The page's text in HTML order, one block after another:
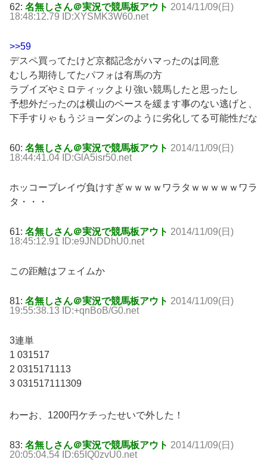
62: 名無しさん＠実況で競馬板アウト 2014/11/09(日)
18:48:12.79 ID:XYSMK3W60.net
>>59
デスペ買ってたけど京都記念がハマったのは同意
むしろ期待してたパフォは有馬の方
ラブイズやミロティックより強い競馬したと思ったし
予想外だったのは横山のペースを緩ます事のない逃げと、
下手すりゃもうジョーダンのように劣化してる可能性だな
60: 名無しさん＠実況で競馬板アウト 2014/11/09(日)
18:44:41.04 ID:GlA5isr50.net
ホッコーブレイヴ負けすぎｗｗｗｗワラタｗｗｗｗｗワラ
タ・・・
61: 名無しさん＠実況で競馬板アウト 2014/11/09(日)
18:45:12.91 ID:e9JNDDhU0.net
この距離はフェイムか
81: 名無しさん＠実況で競馬板アウト 2014/11/09(日)
19:55:38.13 ID:+qnBoB/G0.net
3連単
1 031517
2 0315171113
3 031517111309
わーお、1200円ケチったせいで外した！
83: 名無しさん＠実況で競馬板アウト 2014/11/09(日)
20:05:04.54 ID:65IQ0zvU0.net